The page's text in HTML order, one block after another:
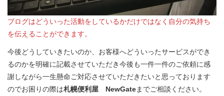
ブログはどういった活動をしているかだけではなく自分の気持ち
を伝えることができます。
今後どうしていきたいのか、お客様へどういったサービスができ
るのかを明確に記載させていただき今後も一件一件のご依頼に感
謝しながら一生懸命ご対応させていただきたいと思っております
のでお困りの際は札幌便利屋 NewGateまでご相談ください。